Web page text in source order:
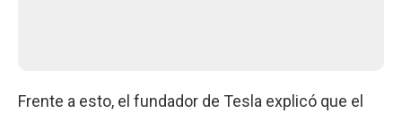
Frente a esto, el fundador de Tesla explicó que el